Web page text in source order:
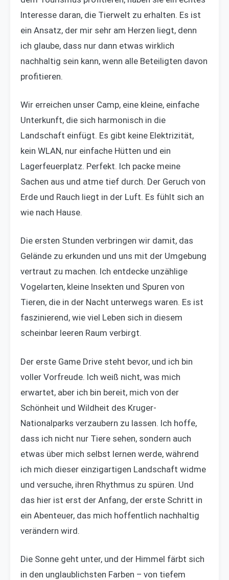
Interesse daran, die Tierwelt zu erhalten. Es ist
ein Ansatz, der mir sehr am Herzen liegt, denn
ich glaube, dass nur dann etwas wirklich
nachhaltig sein kann, wenn alle Beteiligten davon
profitieren.
Wir erreichen unser Camp, eine kleine, einfache
Unterkunft, die sich harmonisch in die
Landschaft einfügt. Es gibt keine Elektrizität,
kein WLAN, nur einfache Hütten und ein
Lagerfeuerplatz. Perfekt. Ich packe meine
Sachen aus und atme tief durch. Der Geruch von
Erde und Rauch liegt in der Luft. Es fühlt sich an
wie nach Hause.
Die ersten Stunden verbringen wir damit, das
Gelände zu erkunden und uns mit der Umgebung
vertraut zu machen. Ich entdecke unzählige
Vogelarten, kleine Insekten und Spuren von
Tieren, die in der Nacht unterwegs waren. Es ist
faszinierend, wie viel Leben sich in diesem
scheinbar leeren Raum verbirgt.
Der erste Game Drive steht bevor, und ich bin
voller Vorfreude. Ich weiß nicht, was mich
erwartet, aber ich bin bereit, mich von der
Schönheit und Wildheit des Kruger-
Nationalparks verzaubern zu lassen. Ich hoffe,
dass ich nicht nur Tiere sehen, sondern auch
etwas über mich selbst lernen werde, während
ich mich dieser einzigartigen Landschaft widme
und versuche, ihren Rhythmus zu spüren. Und
das hier ist erst der Anfang, der erste Schritt in
ein Abenteuer, das mich hoffentlich nachhaltig
verändern wird.
Die Sonne geht unter, und der Himmel färbt sich
in den unglaublichsten Farben – von tiefem